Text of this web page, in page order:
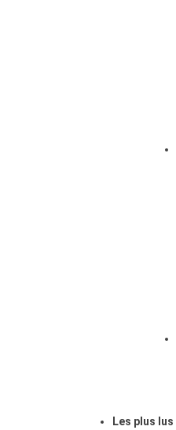
Les plus lus